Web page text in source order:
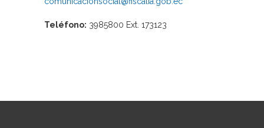
Teléfono: 3985800 Ext. 173123